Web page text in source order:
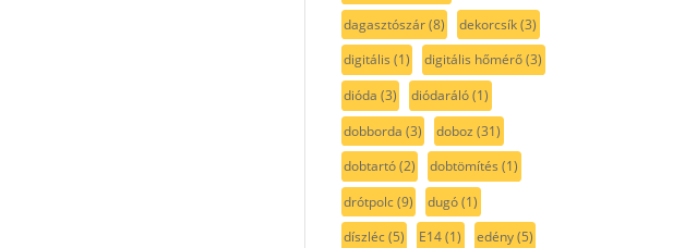
dagasztószár(8) dekorcsík(3)
digitális (1) digitális hőmérő(3)
dióda (3) diódaráló(1)
dobborda (3) doboz (31)
dobtartó(2) dobtömítés (1)
drótpolc(9) dugó(1)
díszléc(5) E14(1) edény(5)